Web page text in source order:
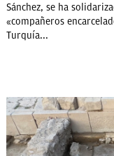
Sánchez, se ha
«compañeros
Turquía...